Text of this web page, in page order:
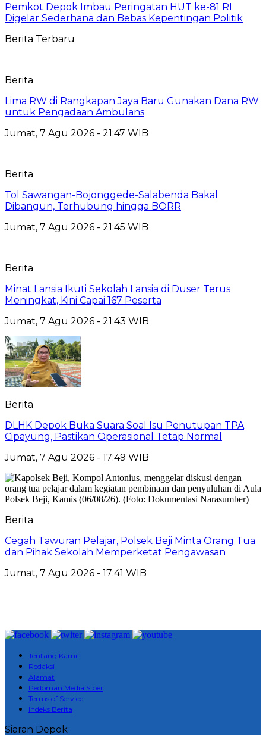
Pemkot Depok Imbau Peringatan HUT ke-81 RI
Digelar Sederhana dan Bebas Kepentingan Politik
Berita Terbaru
Berita
Lima RW di Rangkapan Jaya Baru Gunakan Dana RW
untuk Pengadaan Ambulans
Jumat, 7 Agu 2026 - 21:47 WIB
Berita
Tol Sawangan-Bojonggede-Salabenda Bakal
Dibangun, Terhubung hingga BORR
Jumat, 7 Agu 2026 - 21:45 WIB
Berita
Minat Lansia Ikuti Sekolah Lansia di Duser Terus
Meningkat, Kini Capai 167 Peserta
Jumat, 7 Agu 2026 - 21:43 WIB
Berita
DLHK Depok Buka Suara Soal Isu Penutupan TPA
Cipayung, Pastikan Operasional Tetap Normal
Jumat, 7 Agu 2026 - 17:49 WIB
Berita
Cegah Tawuran Pelajar, Polsek Beji Minta Orang Tua
dan Pihak Sekolah Memperketat Pengawasan
Jumat, 7 Agu 2026 - 17:41 WIB
Tentang Kami
Redaksi
Alamat
Pedoman Media Siber
Terms of Service
Indeks Berita
Siaran Depok